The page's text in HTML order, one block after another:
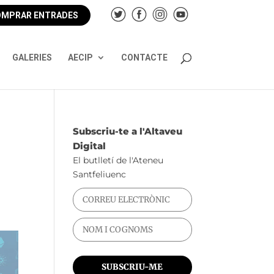
ENTRADES
GALERIES AECIP CONTACTE
Subscriu-te a l'Altaveu
Digital
El butlletí de l'Ateneu
Santfeliuenc